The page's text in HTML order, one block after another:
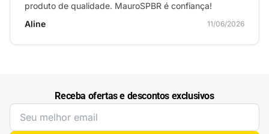
produto de qualidade. MauroSPBR é confiança!
Aline
11/06/2026
Receba ofertas e descontos exclusivos